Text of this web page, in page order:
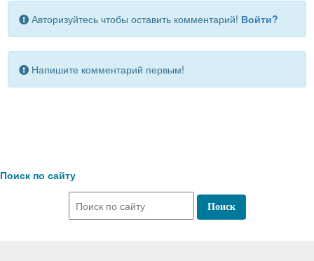
Авторизуйтесь чтобы оставить комментарий! Войти?
Напишите комментарий первым!
Поиск по сайту